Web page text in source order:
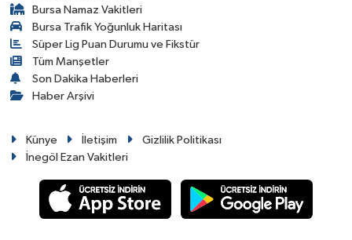
Bursa Namaz Vakitleri
Bursa Trafik Yoğunluk Haritası
Süper Lig Puan Durumu ve Fikstür
Tüm Manşetler
Son Dakika Haberleri
Haber Arşivi
Künye İletişim
Gizlilik Politikası
İnegöl Ezan Vakitleri